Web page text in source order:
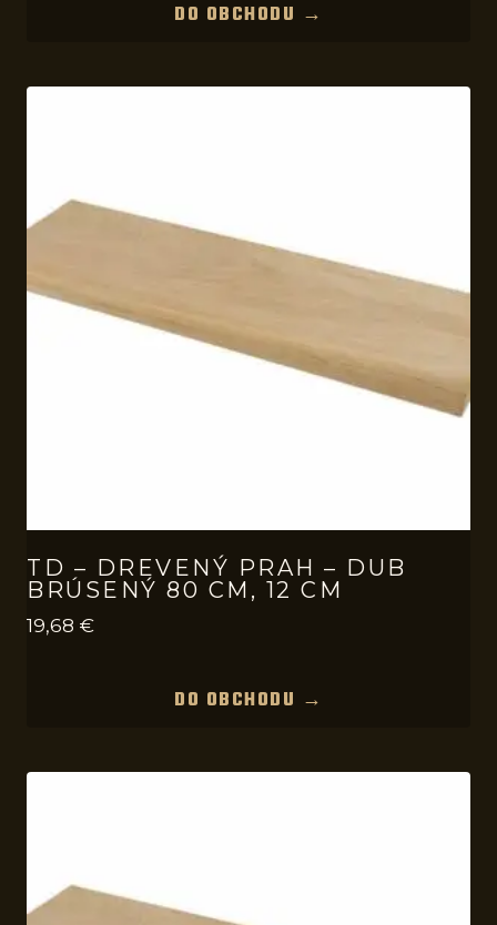
DO OBCHODU →
TD – DREVENÝ PRAH – DUB
BRÚSENÝ 80 CM, 12 CM
19,68 €
DO OBCHODU →